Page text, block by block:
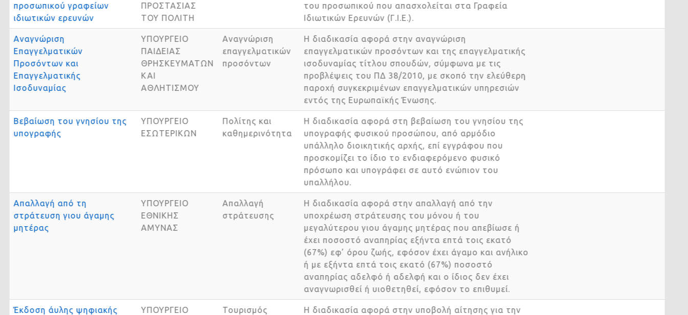
προσωπικού γραφείων
ιδιωτικών ερευνών
ΠΡΟΣΤΑΣΙΑΣ
ΤΟΥ ΠΟΛΙΤΗ
του προσωπικού που απασχολείται στα Γραφεία
Ιδιωτικών Ερευνών (Γ.Ι.Ε.).
Αναγνώριση
Επαγγελματικών
Προσόντων και
Επαγγελματικής
Ισοδυναμίας
ΥΠΟΥΡΓΕΙΟ
ΠΑΙΔΕΙΑΣ
ΘΡΗΣΚΕΥΜΑΤΩΝ
ΚΑΙ
ΑΘΛΗΤΙΣΜΟΥ
Αναγνώριση
επαγγελματικών
προσόντων
Η διαδικασία αφορά στην αναγνώριση
επαγγελματικών προσόντων και της επαγγελματικής
ισοδυναμίας τίτλου σπουδών, σύμφωνα με τις
προβλέψεις του ΠΔ 38/2010, με σκοπό την ελεύθερη
παροχή συγκεκριμένων επαγγελματικών υπηρεσιών
εντός της Ευρωπαϊκής Ένωσης.
Βεβαίωση του γνησίου της
υπογραφής
ΥΠΟΥΡΓΕΙΟ
ΕΣΩΤΕΡΙΚΩΝ
Πολίτης και
καθημερινότητα
Η διαδικασία αφορά στη βεβαίωση του γνησίου της
υπογραφής φυσικού προσώπου, από αρμόδιο
υπάλληλο διοικητικής αρχής, επί εγγράφου που
προσκομίζει το ίδιο το ενδιαφερόμενο φυσικό
πρόσωπο και υπογράφει σε αυτό ενώπιον του
υπαλλήλου.
Απαλλαγή από τη
στράτευση γιου άγαμης
μητέρας
ΥΠΟΥΡΓΕΙΟ
ΕΘΝΙΚΗΣ
ΑΜΥΝΑΣ
Απαλλαγή
στράτευσης
Η διαδικασία αφορά στην απαλλαγή από την
υποχρέωση στράτευσης του μόνου ή του
μεγαλύτερου γιου άγαμης μητέρας που απεβίωσε ή
έχει ποσοστό αναπηρίας εξήντα επτά τοις εκατό
(67%) εφ’ όρου ζωής, εφόσον έχει άγαμο και ανήλικο
ή με εξήντα επτά τοις εκατό (67%) ποσοστό
αναπηρίας αδελφό ή αδελφή και ο ίδιος δεν έχει
αναγνωρισθεί ή υιοθετηθεί, εφόσον το επιθυμεί.
Έκδοση άυλης ψηφιακής
ΥΠΟΥΡΓΕΙΟ
Τουρισμός
Η διαδικασία αφορά στην υποβολή αίτησης για την